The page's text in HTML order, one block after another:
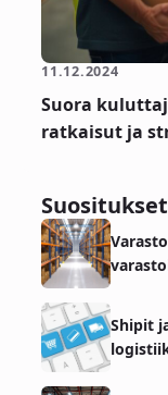
Suora
ratkaisut ja
11.12.2024
Suositukset
Shipit